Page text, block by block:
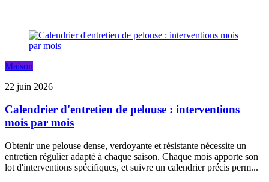
Maison
22 juin 2026
Calendrier d'entretien de pelouse : interventions
mois par mois
Obtenir une pelouse dense, verdoyante et résistante nécessite un
entretien régulier adapté à chaque saison. Chaque mois apporte son
lot d'interventions spécifiques, et suivre un calendrier précis perm...